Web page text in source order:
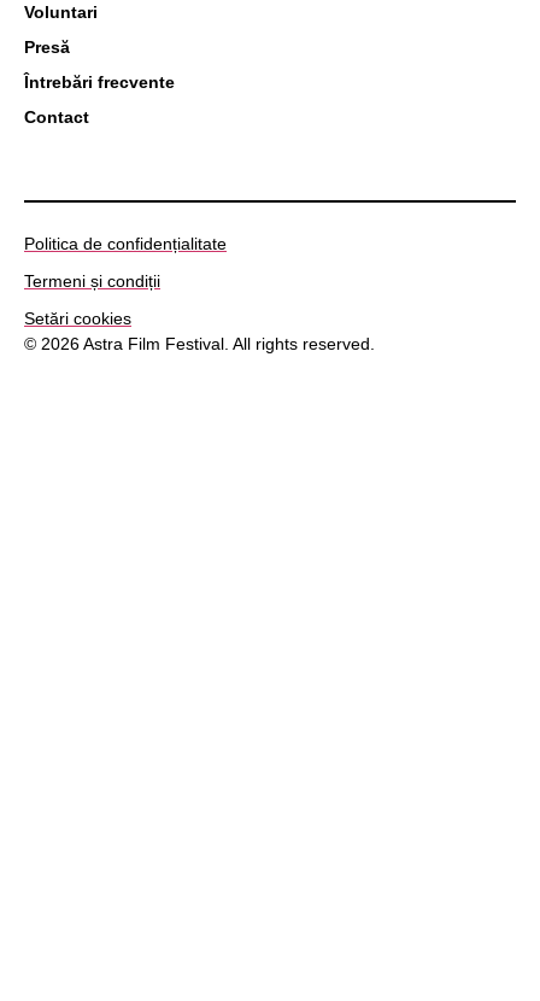
Voluntari
Presă
Întrebări frecvente
Contact
Politica de confidențialitate
Termeni și condiții
Setări cookies
© 2026 Astra Film Festival. All rights reserved.